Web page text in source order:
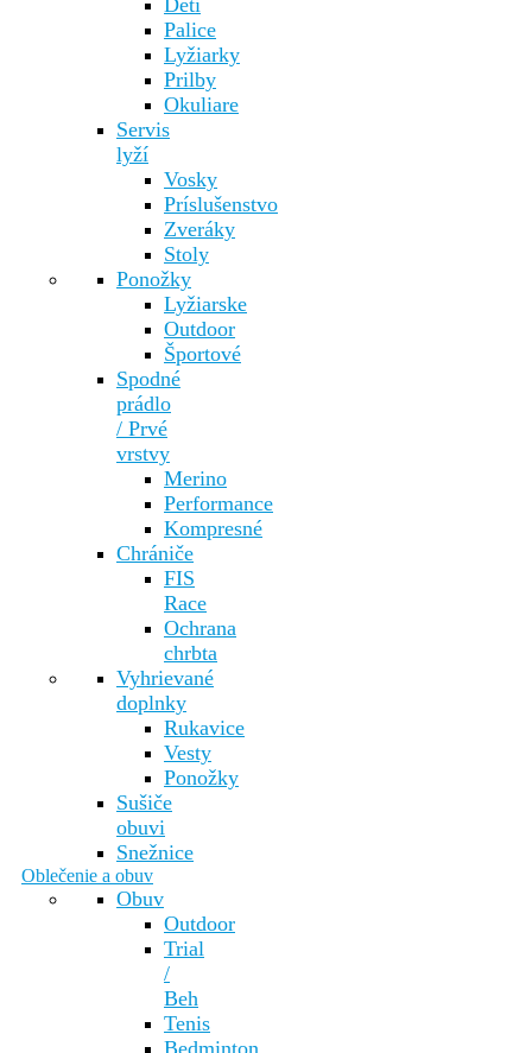
Deti
Palice
Lyžiarky
Prilby
Okuliare
Servis
lyží
Vosky
Príslušenstvo
Zveráky
Stoly
Ponožky
Lyžiarske
Outdoor
Športové
Spodné
prádlo
/ Prvé
vrstvy
Merino
Performance
Kompresné
Chrániče
FIS
Race
Ochrana
chrbta
Vyhrievané
doplnky
Rukavice
Vesty
Ponožky
Sušiče
obuvi
Snežnice
Oblečenie a obuv
Obuv
Outdoor
Trial
/
Beh
Tenis
Bedminton